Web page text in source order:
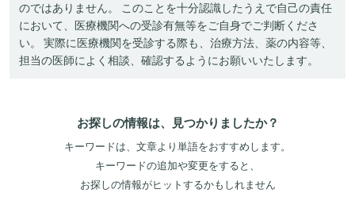
のではありません。 このことを十分認識したうえで自己の責任
において、医療機関への受診有無等をご自身でご判断くださ
い。 実際に医療機関を受診する際も、治療方法、薬の内容等、
担当の医師によく相談、確認するようにお願いいたします。
お探しの情報は、見つかりましたか？
キーワードは、文章より単語をおすすめします。
キーワードの追加や変更をすると、
お探しの情報がヒットするかもしれません